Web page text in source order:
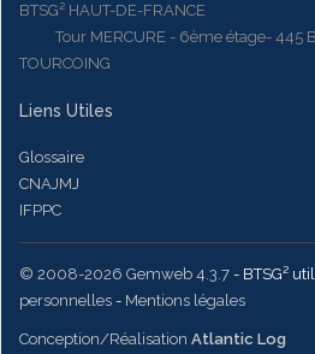
BTSG² HAUT-DE-FRANCE
Tour MERCURE - 6ème étage- 445
TOURCOING
Liens Utiles
Glossaire
CNAJMJ
IFPPC
© 2008-2026 Gemweb 4.3.7 - BTSG²
personnelles - Mentions légales
Conception/Réalisation Atlantic Log